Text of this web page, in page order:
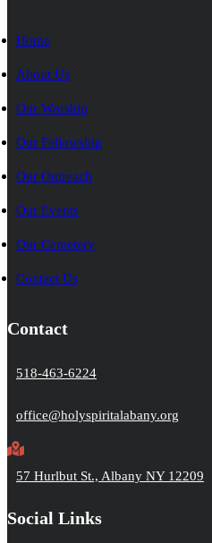
Home
About Us
Our Worship
Our Fellowship
Our Outreach
Our Events
Our Cemetery
Contact Us
Contact
518-463-6224
office@holyspiritalabany.org
57 Hurlbut St., Albany NY 12209
Social Links